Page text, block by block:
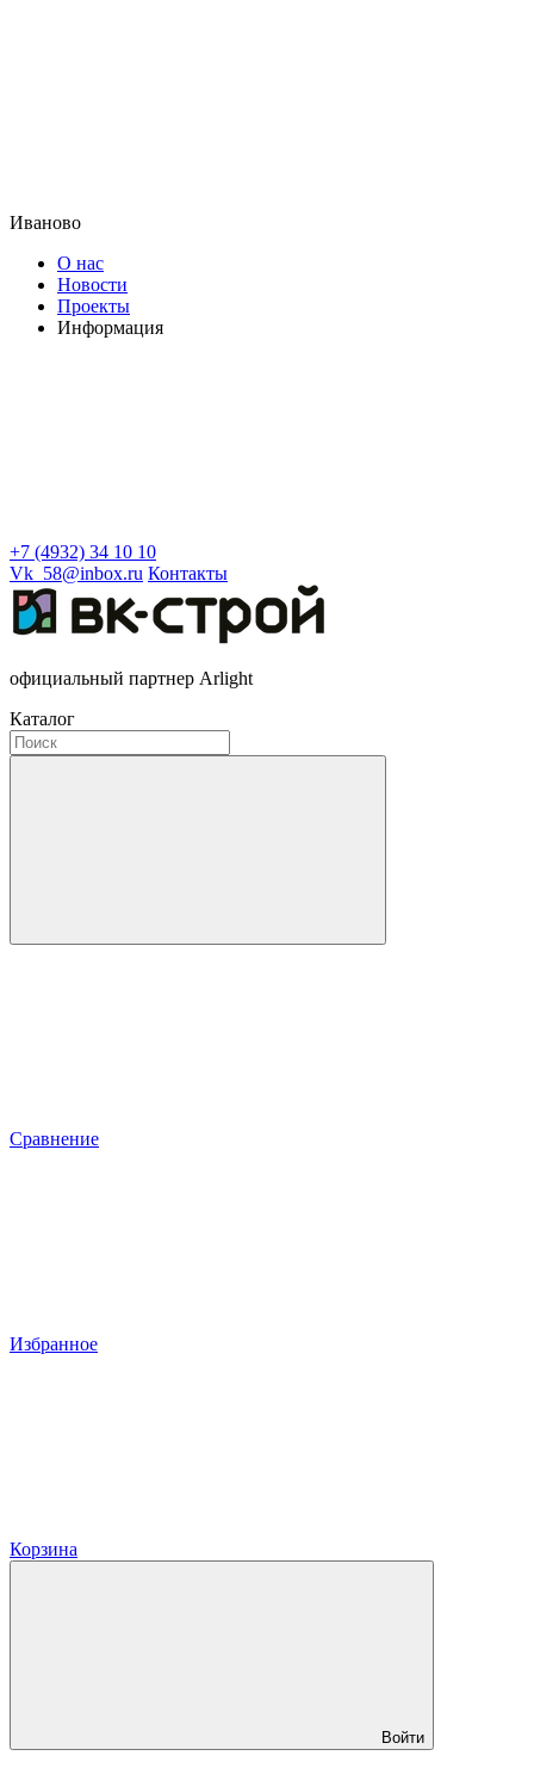
Иваново
О нас
Новости
Проекты
Информация
+7 (4932) 34 10 10
Vk_58@inbox.ru Контакты
официальный партнер Arlight
Каталог
Сравнение
Избранное
Корзина
Войти